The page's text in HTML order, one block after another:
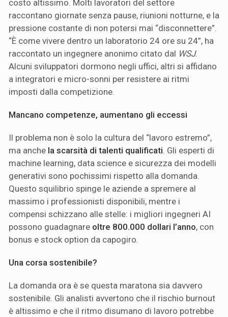
costo altissimo. Molti lavoratori del settore
raccontano giornate senza pause, riunioni notturne, e la
pressione costante di non potersi mai “disconnettere”.
“È come vivere dentro un laboratorio 24 ore su 24”, ha
raccontato un ingegnere anonimo citato dal WSJ.
Alcuni sviluppatori dormono negli uffici, altri si affidano
a integratori e micro-sonni per resistere ai ritmi
imposti dalla competizione.
Mancano competenze, aumentano gli eccessi
Il problema non è solo la cultura del “lavoro estremo”,
ma anche la scarsità di talenti qualificati. Gli esperti di
machine learning, data science e sicurezza dei modelli
generativi sono pochissimi rispetto alla domanda.
Questo squilibrio spinge le aziende a spremere al
massimo i professionisti disponibili, mentre i
compensi schizzano alle stelle: i migliori ingegneri AI
possono guadagnare oltre 800.000 dollari l’anno, con
bonus e stock option da capogiro.
Una corsa sostenibile?
La domanda ora è se questa maratona sia davvero
sostenibile. Gli analisti avvertono che il rischio burnout
è altissimo e che il ritmo disumano di lavoro potrebbe